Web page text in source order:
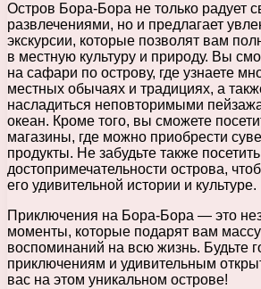
Остров Бора-Бора не только радует
развлечениями, но и предлагает
экскурсии, которые позволят вам
в местную культуру и природу. Вы
на сафари по острову, где узнаете
местных обычаях и традициях, а
насладиться неповторимыми
океан. Кроме того, вы сможете
магазины, где можно приобрести
продукты. Не забудьте также
достопримечательности острова,
его удивительной истории и культуре.
Приключения на Бора-Бора — это
моменты, которые подарят вам
воспоминаний на всю жизнь. Будьте
приключениям и удивительным
вас на этом уникальном острове!